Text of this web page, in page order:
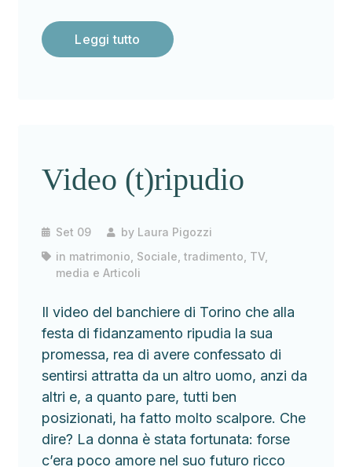
Leggi tutto
Video (t)ripudio
Set 09 by Laura Pigozzi
in matrimonio Sociale ,tradimento TV,
media e Articoli
Il video del banchiere di Torino che alla
festa di fidanzamento ripudia la sua
promessa, rea di avere confessato di
sentirsi attratta da un altro uomo, anzi da
altri e, a quanto pare, tutti ben
posizionati, ha fatto molto scalpore. Che
dire? La donna è stata fortunata: forse
c’era poco amore nel suo futuro ricco